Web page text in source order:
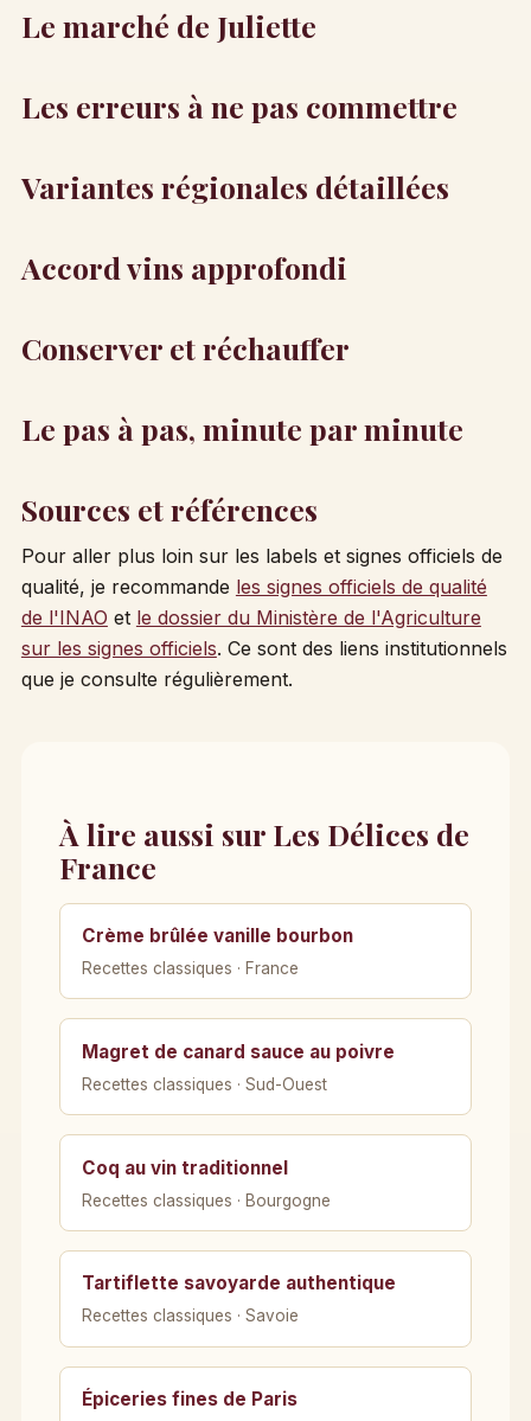
Le marché de Juliette
Les erreurs à ne pas commettre
Variantes régionales détaillées
Accord vins approfondi
Conserver et réchauffer
Le pas à pas, minute par minute
Sources et références
Pour aller plus loin sur les labels et signes officiels de
qualité, je recommande les signes officiels de qualité
de l'INAO et le dossier du Ministère de l'Agriculture
sur les signes officiels. Ce sont des liens institutionnels
que je consulte régulièrement.
À lire aussi sur Les Délices de
France
Crème brûlée vanille bourbon
Recettes classiques · France
Magret de canard sauce au poivre
Recettes classiques · Sud-Ouest
Coq au vin traditionnel
Recettes classiques · Bourgogne
Tartiflette savoyarde authentique
Recettes classiques · Savoie
Épiceries fines de Paris